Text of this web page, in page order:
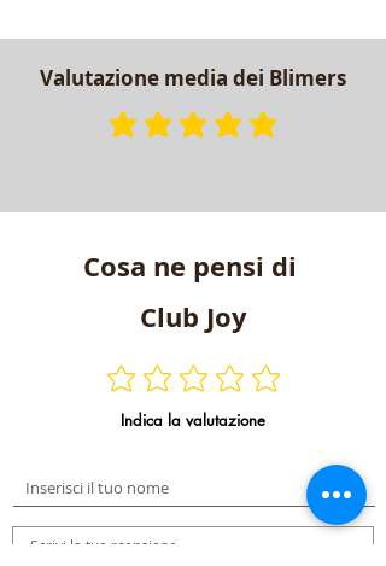
Valutazione media dei Blimers
la valutazione
Cosa ne pensi di
Club Joy
Indica la valutazione